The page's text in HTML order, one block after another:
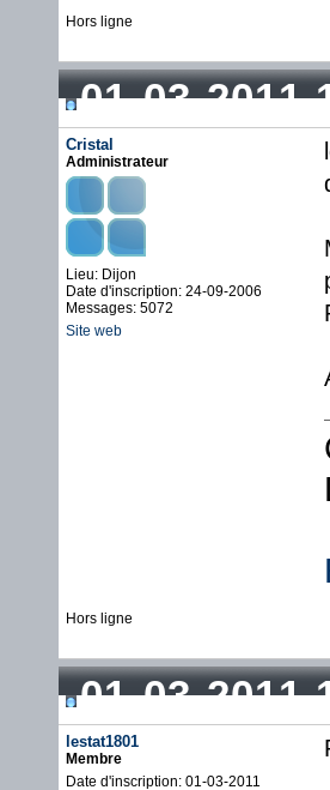
Hors ligne
01-03-2011
Cristal
Administrateur
Lieu: Dijon
Date d'inscription: 24-09-2006
Messages: 5072
Site web
Hors ligne
01-03-2011
lestat1801
Membre
Date d'inscription: 01-03-2011